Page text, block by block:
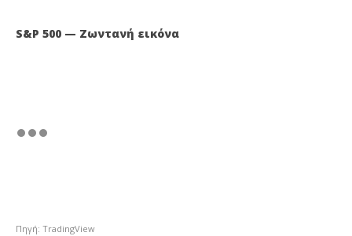
S&P 500 — Ζωντανή εικόνα
Πηγή: TradingView